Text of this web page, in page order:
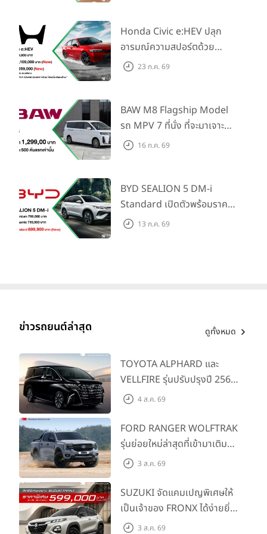
Honda Civic e:HEV ปลุก
อารมณ์ความสปอร์ตด้วย
Honda S+ Shift ครั้งแรกใน
Traffic Monitor เพียงจอง
ภายใน 31 ก.ค. 2569 รับบัตร
น้ำมันมูลค่า 10,000 บาท
23 ก.ค. 69
BAW M8 Flagship Model
รถ MPV 7 ที่นั่ง ที่จะมาเจาะ
ตลาดครอบครัวและองค์กรยุค
แรก)
16 ก.ค. 69
BYD SEALION 5 DM-i
Standard เปิดตัวพร้อมราคา
คาดการณ์ 699,900 บาท รุ่น
13 ก.ค. 69
ข่าวรถยนต์ล่าสุด ดูทั้งหมด
TOYOTA ALPHARD และ
VELLFIRE รุ่นปรับปรุงปี 2569
พร้อมรุ่นย่อยใหม่ HEV
4 ส.ค. 69
FORD RANGER WOLFTRAK
รุ่นย่อยใหม่ล่าสุดที่เข้ามาเติม
เต็มไลน์อัป พร้อมตอบโจทย์ทุก
พร้อมลุย ด้วยราคาพิเศษเริ่ม
ต้นที่ 9.49 แสนบาท
3 ส.ค. 69
SUZUKI จัดแคมเปญพิเศษให้
เป็นเจ้าของ FRONX ได้ง่ายยิ่ง
ขึ้นสำหรับรุ่น GL ราคาพิเศษ
3 ส.ค. 69